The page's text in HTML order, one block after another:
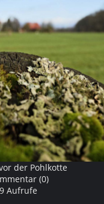
der Pohlkotte
(0)
Aufrufe